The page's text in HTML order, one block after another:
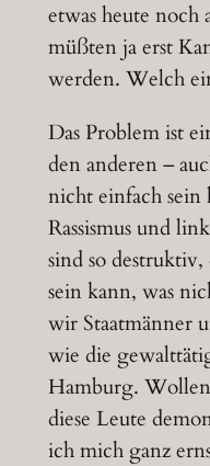
etwas heute
müßten ja erst
werden. Welch
Das Problem ist
den anderen –
nicht einfach sein
Rassismus und
sind so
sein kann, was
wir Staatmänner
wie die
Hamburg.
diese Leute
ich mich ganz